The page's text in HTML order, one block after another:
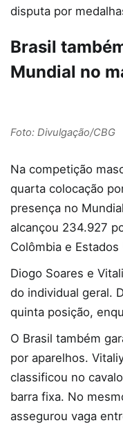
disputa por
Brasil
Mundial no
Foto: Divulgação/CBG
Na competição
quarta colocação
presença no
alcançou 234.927
Colômbia e Estados
Diogo Soares e
do individual geral.
quinta posição,
O Brasil também
por aparelhos.
classificou no
barra fixa. No
assegurou vaga